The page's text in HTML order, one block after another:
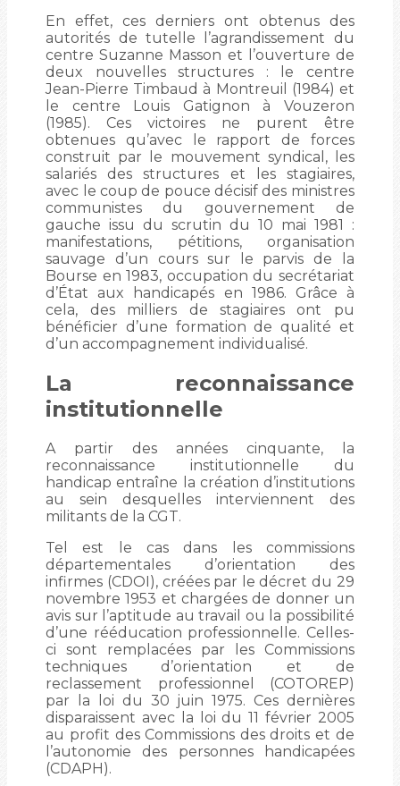
En effet, ces derniers ont obtenus des
autorités de tutelle l’agrandissement du
centre Suzanne Masson et l’ouverture de
deux nouvelles structures : le centre
Jean-Pierre Timbaud à Montreuil (1984) et
le centre Louis Gatignon à Vouzeron
(1985). Ces victoires ne purent être
obtenues qu’avec le rapport de forces
construit par le mouvement syndical, les
salariés des structures et les stagiaires,
avec le coup de pouce décisif des ministres
communistes du gouvernement de
gauche issu du scrutin du 10 mai 1981 :
manifestations, pétitions, organisation
sauvage d’un cours sur le parvis de la
Bourse en 1983, occupation du secrétariat
d’État aux handicapés en 1986. Grâce à
cela, des milliers de stagiaires ont pu
bénéficier d’une formation de qualité et
d’un accompagnement individualisé.
La reconnaissance
institutionnelle
A partir des années cinquante, la
reconnaissance institutionnelle du
handicap entraîne la création d’institutions
au sein desquelles interviennent des
militants de la CGT.
Tel est le cas dans les commissions
départementales d’orientation des
infirmes (CDOI), créées par le décret du 29
novembre 1953 et chargées de donner un
avis sur l’aptitude au travail ou la possibilité
d’une rééducation professionnelle. Celles-
ci sont remplacées par les Commissions
techniques d’orientation et de
reclassement professionnel (COTOREP)
par la loi du 30 juin 1975. Ces dernières
disparaissent avec la loi du 11 février 2005
au profit des Commissions des droits et de
l’autonomie des personnes handicapées
(CDAPH).